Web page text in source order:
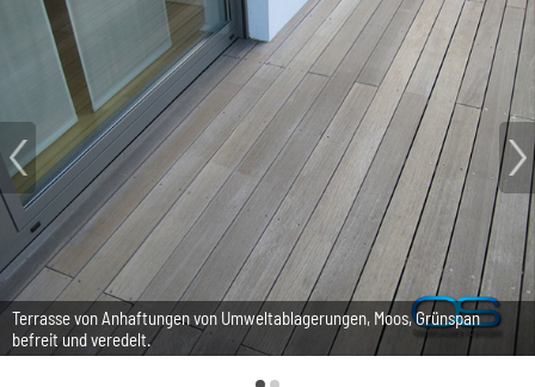
Terrasse von Anhaftungen von Umweltablagerungen, Moos, Grünspan
befreit und veredelt.